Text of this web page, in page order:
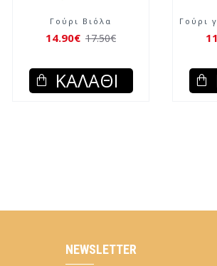
Γούρι Σκύλος μαγνητάκι
NEWSLETTER